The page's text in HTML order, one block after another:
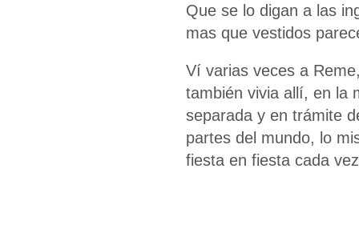
Que se lo digan a las
mas que vestidos
Ví varias veces a
también vivia allí, en la
separada y en trámite
partes del mundo, lo
fiesta en fiesta cada